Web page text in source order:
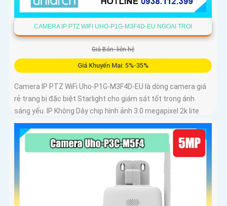
CAMERA IP PTZ WIFI UHO-P1G-M3F4D-EU NGOAI TROI
Giá Bán: liên hệ
Giá Khuyến Mại: 5%-35%
Camera IP PTZ WiFi Uho-P1G-M3F4D-EU là dòng camera giá
rẻ trang bị đặc biệt Starlight cho giám sát tốt trong ánh
sáng yếu. IP Không Dây chip hình ảnh 3.0 megapixel 2k lite